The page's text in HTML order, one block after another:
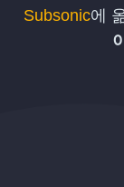
Subsonic에